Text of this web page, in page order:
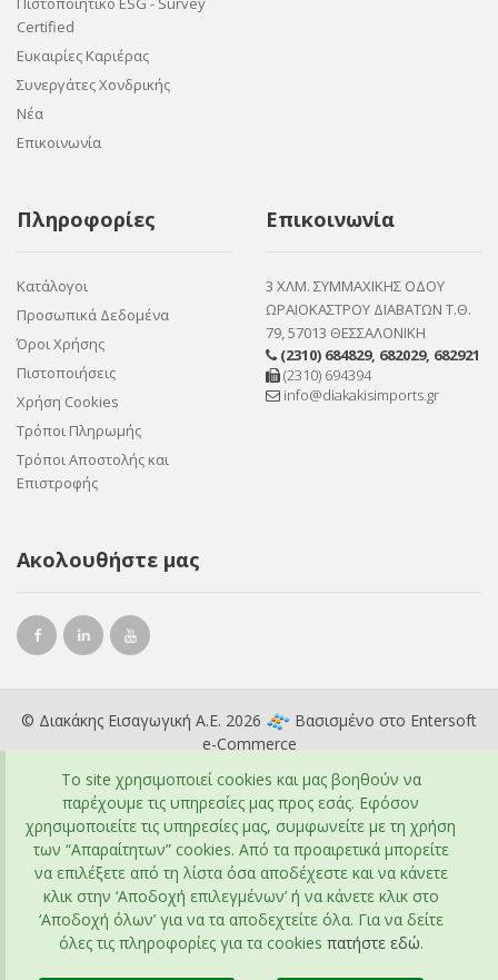
Certified
Ευκαιρίες Καριέρας
Συνεργάτες Χονδρικής
Νέα
Επικοινωνία
Πληροφορίες
Κατάλογοι
Προσωπικά Δεδομένα
Όροι Χρήσης
Πιστοποιήσεις
Χρήση Cookies
Τρόποι Πληρωμής
Τρόποι Αποστολής και
Επιστροφής
Επικοινωνία
3 ΧΛΜ. ΣΥΜΜΑΧΙΚΗΣ ΟΔΟΥ
ΩΡΑΙΟΚΑΣΤΡΟΥ ΔΙΑΒΑΤΩΝ Τ.Θ.
79, 57013 ΘΕΣΣΑΛΟΝΙΚΗ
(2310) 684829, 682029, 682921
(2310) 694394
info@diakakisimports.gr
Ακολουθήστε μας
© Διακάκης Εισαγωγική Α.Ε. 2026 Βασισμένο στο Entersoft
e-Commerce
To site χρησιμοποιεί cookies και μας βοηθούν να
παρέχουμε τις υπηρεσίες μας προς εσάς. Εφόσον
χρησιμοποιείτε τις υπηρεσίες μας, συμφωνείτε με τη χρήση
των “Απαραίτητων” cookies. Από τα προαιρετικά μπορείτε
να επιλέξετε από τη λίστα όσα αποδέχεστε και να κάνετε
κλικ στην ‘Αποδοχή επιλεγμένων’ ή να κάνετε κλικ στο
‘Αποδοχή όλων’ για να τα αποδεχτείτε όλα. Για να δείτε
όλες τις πληροφορίες για τα cookies πατήστε εδώ.